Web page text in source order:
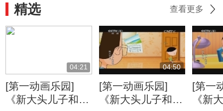
精选 查看更多
04:21
[第一动画乐园]
《新大头儿子和小
04:50
[第一动画乐园]
《新大头儿子和小
[第一
《新